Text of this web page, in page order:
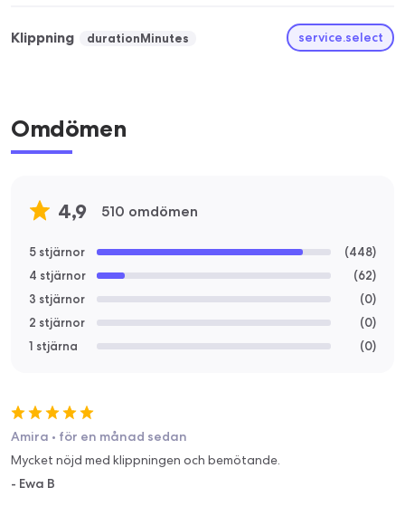
Klippning durationMinutes service.select
Omdömen
4,9 510 omdömen
5 stjärnor (448)
4 stjärnor
(62)
3 stjärnor
(0)
2 stjärnor
(0)
1 stjärna
(0)
Amira • för en månad sedan
Mycket nöjd med klippningen och bemötande.
- Ewa B